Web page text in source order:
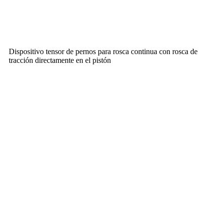
Dispositivo tensor de pernos para rosca continua con rosca de
tracción directamente en el pistón